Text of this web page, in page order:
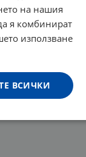
на нашия
я комбинират
използване
ВСИЧКИ